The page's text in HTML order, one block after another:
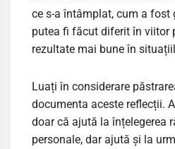
ce s-a întâmplat, cum a fost
putea fi făcut diferit în viitor
rezultate mai bune în
Luați în considerare
documenta aceste reflecții.
doar că ajută la înțelegerea
personale, dar ajută și la